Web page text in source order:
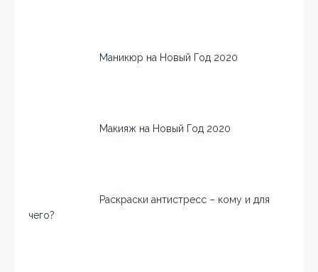
Маникюр на Новый Год 2020
Макияж на Новый Год 2020
Раскраски антистресс – кому и для
чего?